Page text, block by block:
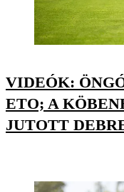
VIDEÓK:
ETO; A
JUTOTT